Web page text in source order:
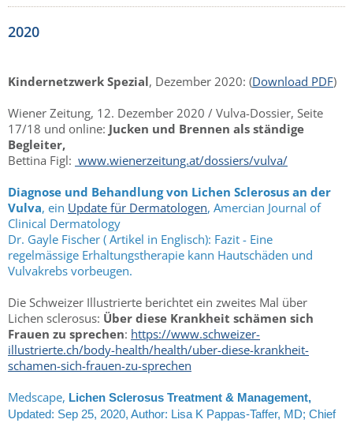
2020
Kindernetzwerk Spezial, Dezember 2020: (Download PDF)
Wiener Zeitung, 12. Dezember 2020 / Vulva-Dossier, Seite
17/18 und online: Jucken und Brennen als ständige
Begleiter,
Bettina Figl: www.wienerzeitung.at/dossiers/vulva/
Diagnose und Behandlung von Lichen Sclerosus an der
Vulva, ein Update für Dermatologen, Amercian Journal of
Clinical Dermatology
Dr. Gayle Fischer ( Artikel in Englisch): Fazit - Eine
regelmässige Erhaltungstherapie kann Hautschäden und
Vulvakrebs vorbeugen.
Die Schweizer Illustrierte berichtet ein zweites Mal über
Lichen sclerosus: Über diese Krankheit schämen sich
Frauen zu sprechen: https://www.schweizer-
illustrierte.ch/body-health/health/uber-diese-krankheit-
schamen-sich-frauen-zu-sprechen
Medscape, Lichen Sclerosus Treatment & Management,
Updated: Sep 25, 2020, Author: Lisa K Pappas-Taffer, MD; Chief